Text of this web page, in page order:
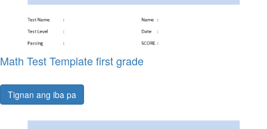
Math Test Template first grade
Tignan ang iba pa